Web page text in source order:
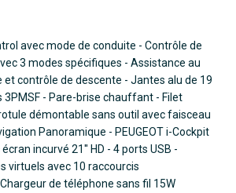
avec mode de conduite - Contrôle de
3 modes spécifiques - Assistance au
contrôle de descente - Jantes alu de 19
3PMSF - Pare-brise chauffant - Filet
démontable sans outil avec faisceau
Panoramique - PEUGEOT i-Cockpit
incurvé 21'' HD - 4 ports USB -
virtuels avec 10 raccourcis
de téléphone sans fil 15W